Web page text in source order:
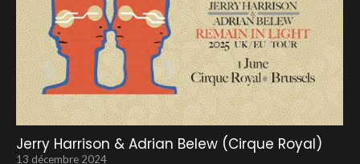
Jerry Harrison & Adrian Belew (Cirque Royal)
13 décembre 2024